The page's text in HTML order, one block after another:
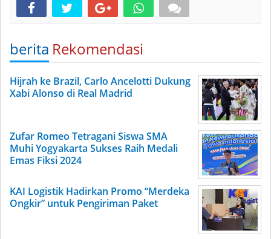
berita Rekomendasi
Hijrah ke Brazil, Carlo Ancelotti Dukung
Xabi Alonso di Real Madrid
Zufar Romeo Tetragani Siswa SMA
Muhi Yogyakarta Sukses Raih Medali
Emas Fiksi 2024
KAI Logistik Hadirkan Promo “Merdeka
Ongkir” untuk Pengiriman Paket